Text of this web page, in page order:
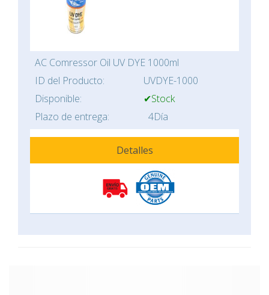
AC Comressor Oil UV DYE 1000ml
ID del Producto:
UVDYE-1000
Disponible:
✔Stock
Plazo de entrega:
4Día
Detalles